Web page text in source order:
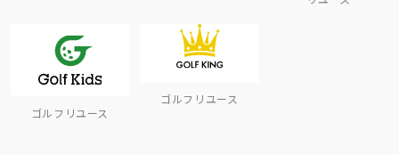
ゴルフリユース
ゴルフリユース